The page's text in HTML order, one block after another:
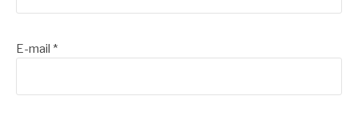
E-mail *